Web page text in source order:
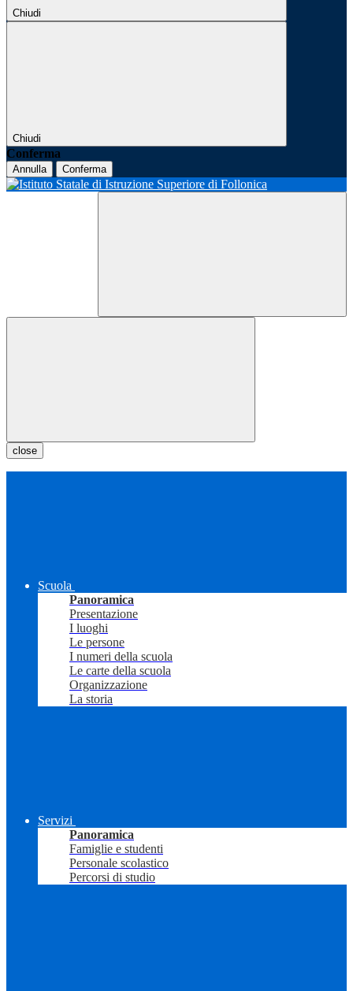
Chiudi
Chiudi
Conferma
Annulla Conferma
close
Scuola
Panoramica
Presentazione
I luoghi
Le persone
I numeri della scuola
Le carte della scuola
Organizzazione
La storia
Servizi
Panoramica
Famiglie e studenti
Personale scolastico
Percorsi di studio